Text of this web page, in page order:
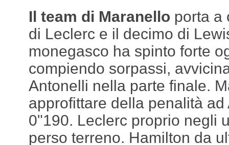
Il team di Maranello porta a
di Leclerc e il decimo di
monegasco ha spinto forte
compiendo sorpassi,
Antonelli nella parte finale.
approfittare della penalità
0"190. Leclerc proprio negli
perso terreno. Hamilton da